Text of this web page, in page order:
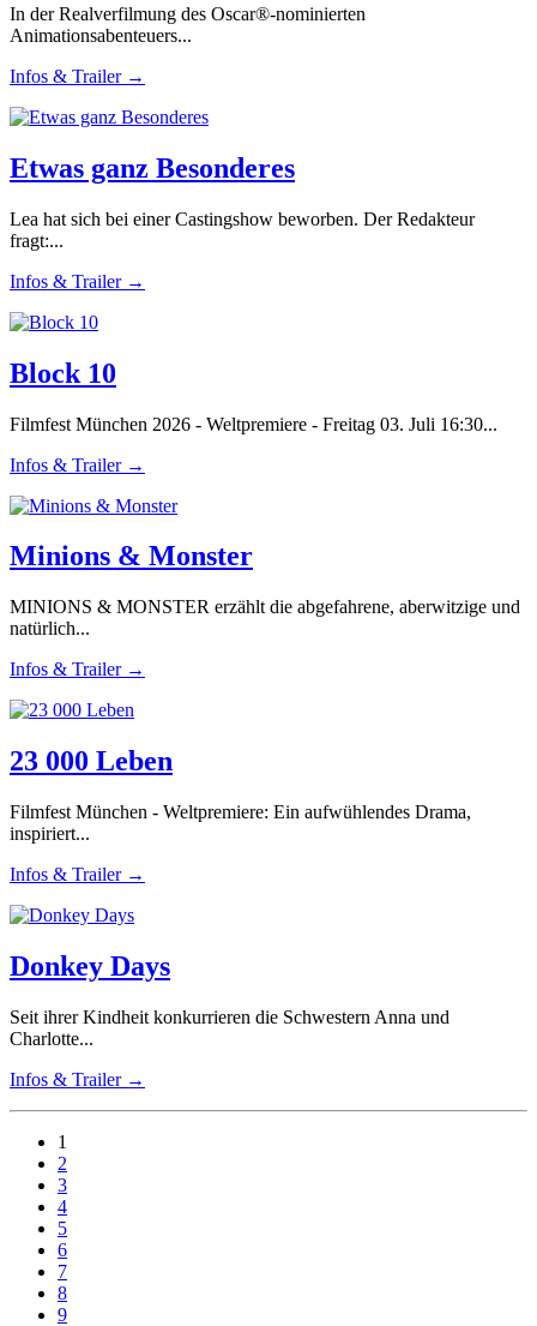
In der Realverfilmung des Oscar®-nominierten
Animationsabenteuers...
Infos & Trailer →
Etwas ganz Besonderes
Lea hat sich bei einer Castingshow beworben. Der Redakteur
fragt:...
Infos & Trailer →
Block 10
Filmfest München 2026 - Weltpremiere - Freitag 03. Juli 16:30...
Infos & Trailer →
Minions & Monster
MINIONS & MONSTER erzählt die abgefahrene, aberwitzige und
natürlich...
Infos & Trailer →
23 000 Leben
Filmfest München - Weltpremiere: Ein aufwühlendes Drama,
inspiriert...
Infos & Trailer →
Donkey Days
Seit ihrer Kindheit konkurrieren die Schwestern Anna und
Charlotte...
Infos & Trailer →
1
2
3
4
5
6
7
8
9